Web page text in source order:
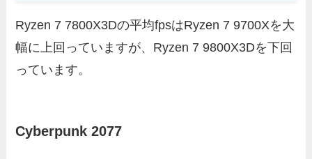
Ryzen 7 7800X3Dの平均fpsはRyzen 7 9700Xを大
幅に上回っていますが、Ryzen 7 9800X3Dを下回
っています。
Cyberpunk 2077